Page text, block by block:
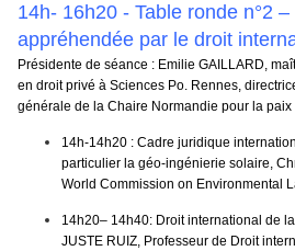
14h- 16h20 - Table ronde n°2
appréhendée par le droit
Présidente de séance : Emilie GAILLARD,
en droit privé à Sciences Po. Rennes,
générale de la Chaire Normandie pour la paix
14h-14h20 : Cadre juridique
particulier la géo-ingénierie solaire,
World Commission on Environmental
14h20– 14h40: Droit international de
JUSTE RUIZ, Professeur de Droit